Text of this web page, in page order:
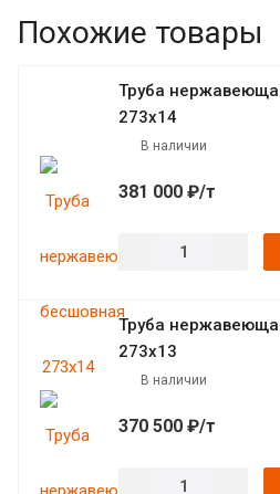
Похожие товары
Труба
273х14
В наличии
381 000 ₽/т
Труба
273х13
В наличии
370 500 ₽/т